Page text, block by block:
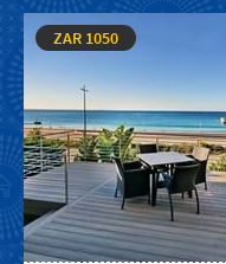
ZAR 1050